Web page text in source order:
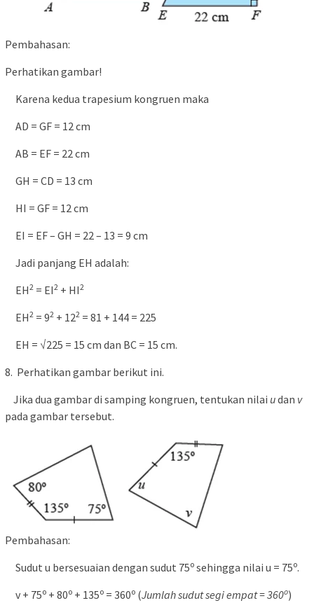
Pembahasan:
Perhatikan gambar!
Karena kedua trapesium kongruen maka
AD = GF = 12 cm
AB = EF = 22 cm
GH = CD = 13 cm
HI = GF = 12 cm
EI = EF – GH = 22 – 13 = 9 cm
Jadi panjang EH adalah:
EH2 = EI2 + HI2
EH2 = 92 + 122 = 81 + 144 = 225
EH = √225 = 15 cm dan BC = 15 cm.
8. Perhatikan gambar berikut ini.
Jika dua gambar di samping kongruen, tentukan nilai udan v
pada gambar tersebut.
Pembahasan:
Sudut u bersesuaian dengan sudut 75o sehingga nilai u = 75o.
v + 75o + 80o + 135o = 360o (Jumlah sudut segi empat = 360o)